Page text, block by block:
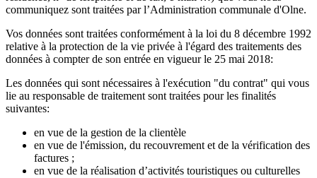
communiquez sont traitées par l’Administration communale d'Olne.
Vos données sont traitées conformément à la loi du 8 décembre 1992
relative à la protection de la vie privée à l'égard des traitements des
données à compter de son entrée en vigueur le 25 mai 2018:
Les données qui sont nécessaires à l'exécution "du contrat" qui vous
lie au responsable de traitement sont traitées pour les finalités
suivantes:
en vue de la gestion de la clientèle
en vue de l'émission, du recouvrement et de la vérification des
factures ;
en vue de la réalisation d’activités touristiques ou culturelles